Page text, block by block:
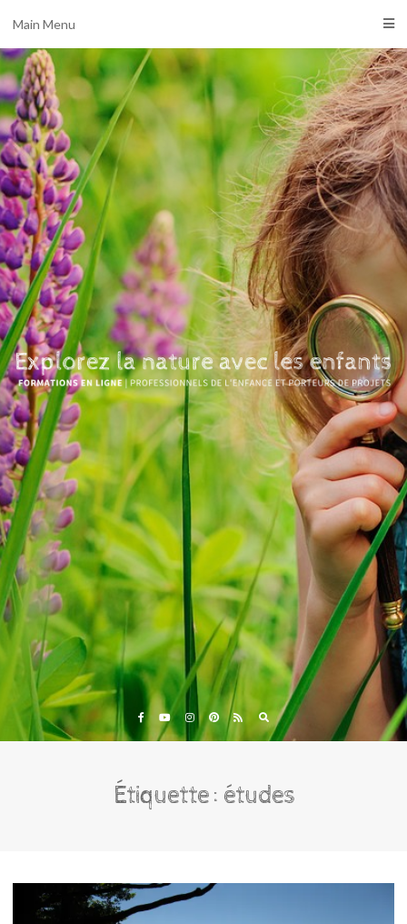
Eveil et Nature
Outils et Formations en ligne pour explorer la nature
avec les enfants
Main Menu
Étiquette : études